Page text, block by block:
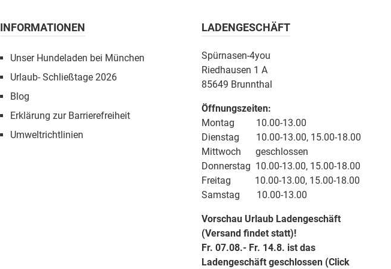
INFORMATIONEN
Unser Hundeladen bei München
Urlaub- Schließtage 2026
Blog
Erklärung zur Barrierefreiheit
Umweltrichtlinien
LADENGESCHÄFT
Spürnasen-4you
Riedhausen 1 A
85649 Brunnthal
Öffnungszeiten:
Montag 10.00-13.00
Dienstag 10.00-13.00, 15.00-18.00
Mittwoch geschlossen
Donnerstag 10.00-13.00, 15.00-18.00
Freitag 10.00-13.00, 15.00-18.00
Samstag 10.00-13.00
Vorschau Urlaub Ladengeschäft
(Versand findet statt)!
Fr. 07.08.- Fr. 14.8. ist das
Ladengeschäft geschlossen (Click